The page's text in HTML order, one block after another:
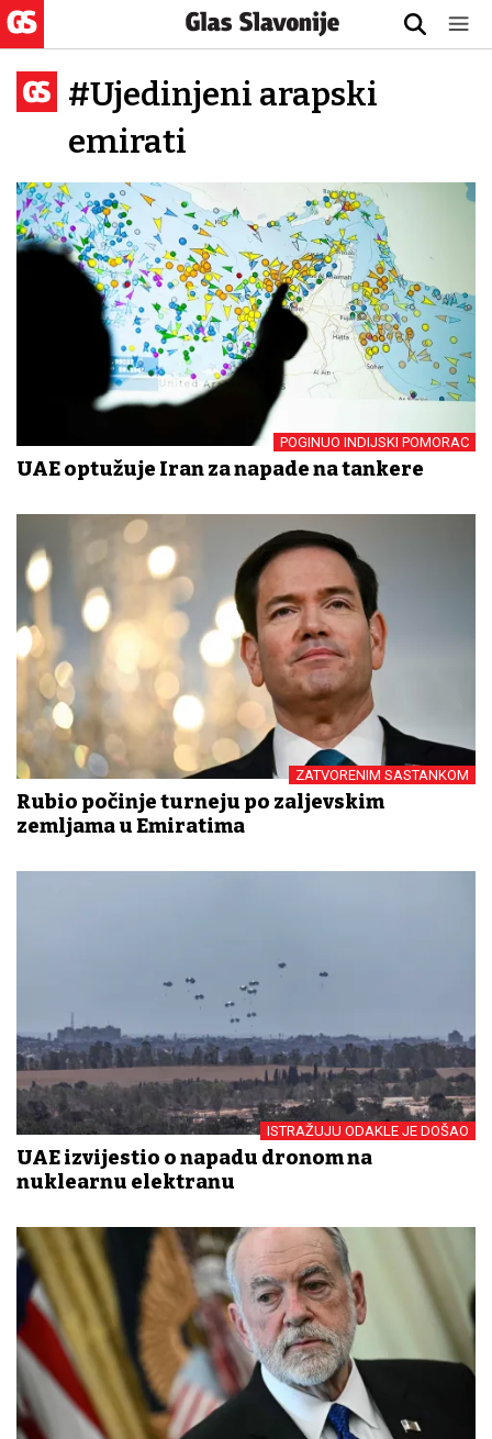
#Ujedinjeni arapski
emirati
POGINUO INDIJSKI POMORAC
UAE optužuje Iran za napade na tankere
ZATVORENIM SASTANKOM
Rubio počinje turneju po zaljevskim
zemljama u Emiratima
ISTRAŽUJU ODAKLE JE DOŠAO
UAE izvijestio o napadu dronom na
nuklearnu elektranu